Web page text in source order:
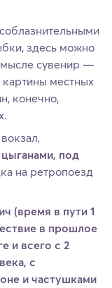
здесь можно
сувенир —
местных
конечно,
под
на ретропоезд
(время в пути 1
в прошлое
и всего с 2
с
и частушками